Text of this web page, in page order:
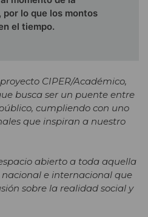
lo que los montos
el tiempo.
CIPER/Académico,
busca ser un puente entre
cumpliendo con uno
que inspiran a nuestro
abierto a toda aquella
e internacional que
sobre la realidad social y